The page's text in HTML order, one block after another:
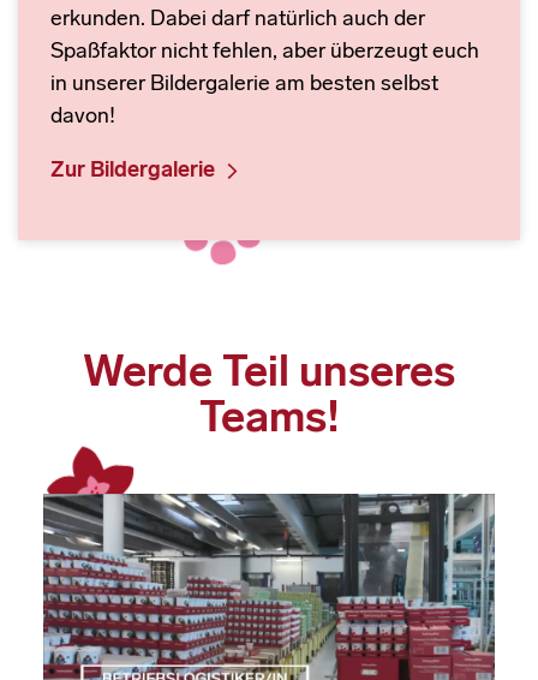
erkunden. Dabei darf natürlich auch der
Spaßfaktor nicht fehlen, aber überzeugt euch
in unserer Bildergalerie am besten selbst
davon!
Zur Bildergalerie
Werde Teil unseres
Teams!